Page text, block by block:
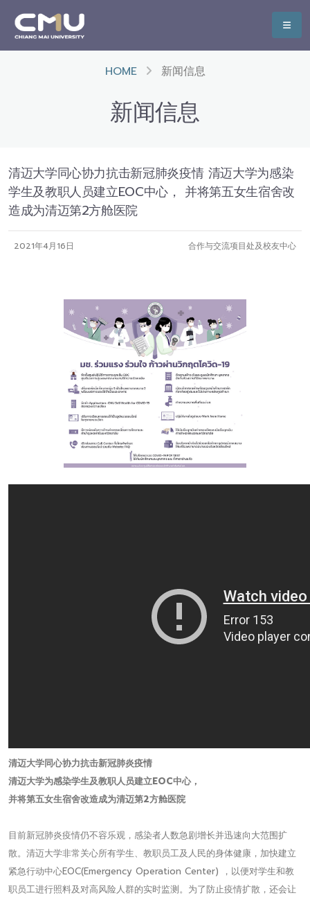
HOME 新闻信息
新闻信息
清迈大学同心协力抗击新冠肺炎疫情 清迈大学为感染
学生及教职人员建立EOC中心， 并将第五女生宿舍改
造成为清迈第2方舱医院
2021年4月16日 合作与交流项目处及校友中心
清迈大学同心协力抗击新冠肺炎疫情
清迈大学为感染学生及教职人员建立EOC中心，
并将第五女生宿舍改造成为清迈第2方舱医院
目前新冠肺炎疫情仍不容乐观，感染者人数急剧增长并迅速向大范围扩
散。清迈大学非常关心所有学生、教职员工及人民的身体健康，加快建立
紧急行动中心EOC(Emergency Operation Center) ，以便对学生和教
职员工进行照料及对高风险人群的实时监测。为了防止疫情扩散，还会让